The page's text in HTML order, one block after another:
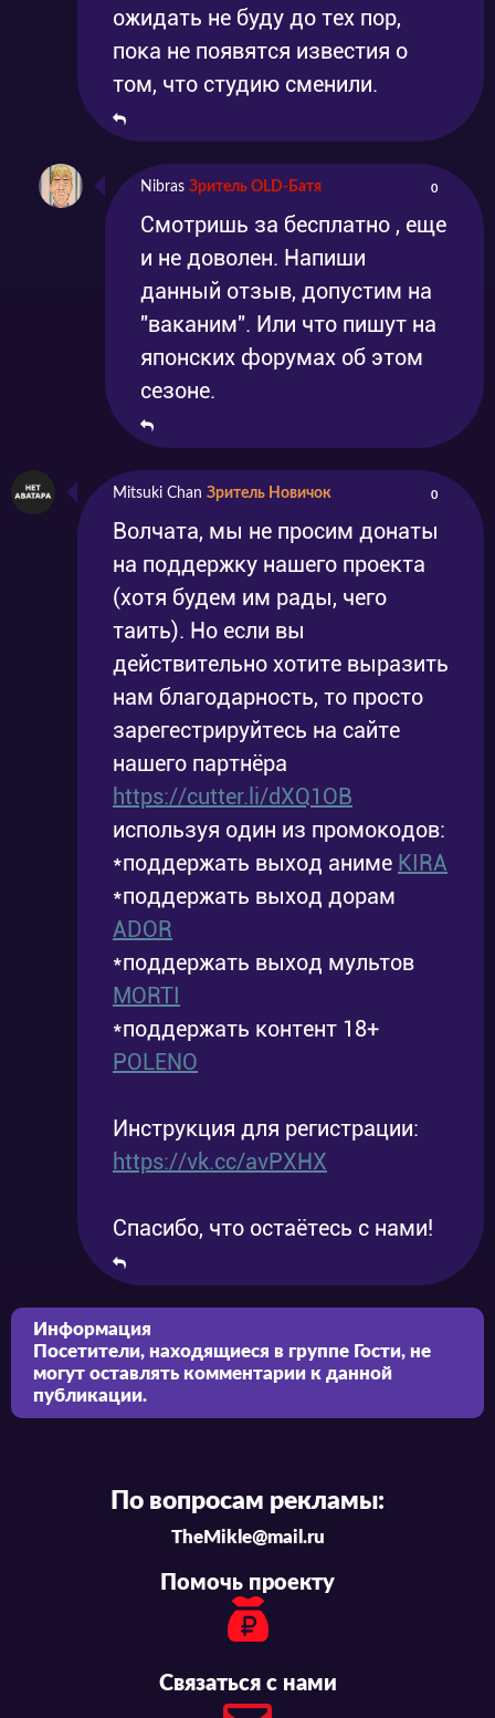
ожидать не буду до тех пор,
пока не появятся известия о
том, что студию сменили.
Nibras Зритель OLD-Батя 0
Смотришь за бесплатно , еще
и не доволен. Напиши
данный отзыв, допустим на
"ваканим". Или что пишут на
японских форумах об этом
сезоне.
Mitsuki Chan Зритель Новичок 0
Волчата, мы не просим донаты
на поддержку нашего проекта
(хотя будем им рады, чего
таить). Но если вы
действительно хотите выразить
нам благодарность, то просто
зарегестрируйтесь на сайте
нашего партнёра
https://cutter.li/dXQ1OB
используя один из промокодов:
*поддержать выход аниме KIRA
*поддержать выход дорам
ADOR
*поддержать выход мультов
MORTI
*поддержать контент 18+
POLENO
Инструкция для регистрации:
https://vk.cc/avPXHX
Спасибо, что остаётесь с нами!
Информация
Посетители, находящиеся в группе Гости, не
могут оставлять комментарии к данной
публикации.
По вопросам рекламы:
TheMikle@mail.ru
Помочь проекту
Связаться с нами